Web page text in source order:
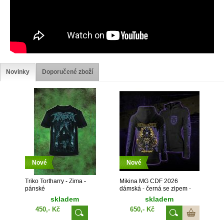
Novinky Doporučené zboží
Nové
Triko Tortharry - Zima -
pánské
skladem
450,- Kč
Nové
Mikina MG CDF 2026
dámská - černá se zipem -
Original (17) Mskladem
650,- Kč